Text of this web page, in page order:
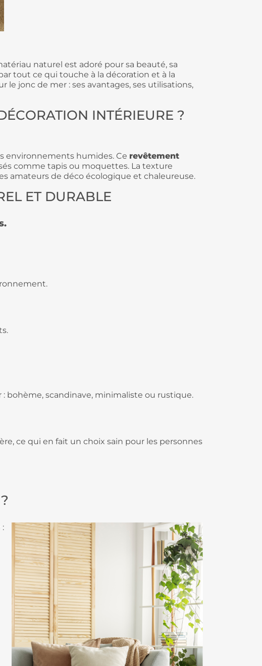
naturel est adoré pour sa beauté, sa
tout ce qui touche à la décoration et à la
le jonc de mer : ses avantages, ses utilisations,
INTÉRIEURE ?
environnements humides. Ce revêtement
comme tapis ou moquettes. La texture
amateurs de déco écologique et chaleureuse.
ET DURABLE
bohème, scandinave, minimaliste ou rustique.
ce qui en fait un choix sain pour les personnes
: